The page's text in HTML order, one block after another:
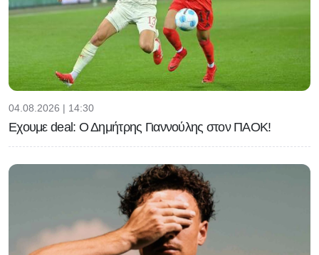
04.08.2026 | 14:30
Εχουμε deal: Ο Δημήτρης Γιαννούλης στον ΠΑΟΚ!